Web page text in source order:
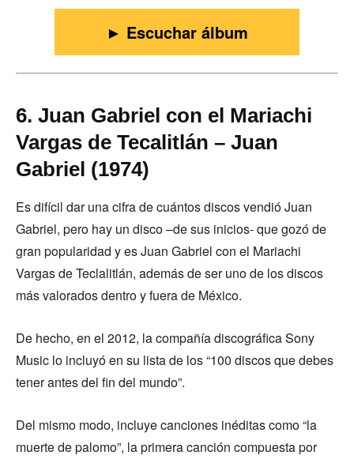
► Escuchar álbum
6. Juan Gabriel con el Mariachi
Vargas de Tecalitlán – Juan
Gabriel (1974)
Es difícil dar una cifra de cuántos discos vendió Juan
Gabriel, pero hay un disco –de sus inicios- que gozó de
gran popularidad y es Juan Gabriel con el Mariachi
Vargas de Teclalitlán, además de ser uno de los discos
más valorados dentro y fuera de México.
De hecho, en el 2012, la compañía discográfica Sony
Music lo incluyó en su lista de los “100 discos que debes
tener antes del fin del mundo”.
Del mismo modo, incluye canciones inéditas como “la
muerte de palomo”, la primera canción compuesta por